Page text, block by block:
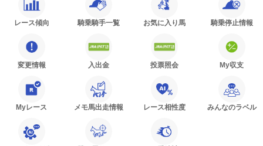
レース傾向 騎乗騎手一覧 お気に入り馬 騎乗停止情報
変更情報 入出金 投票照会 My収支
Myレース メモ馬出走情報 レース相性度 みんなのラベル